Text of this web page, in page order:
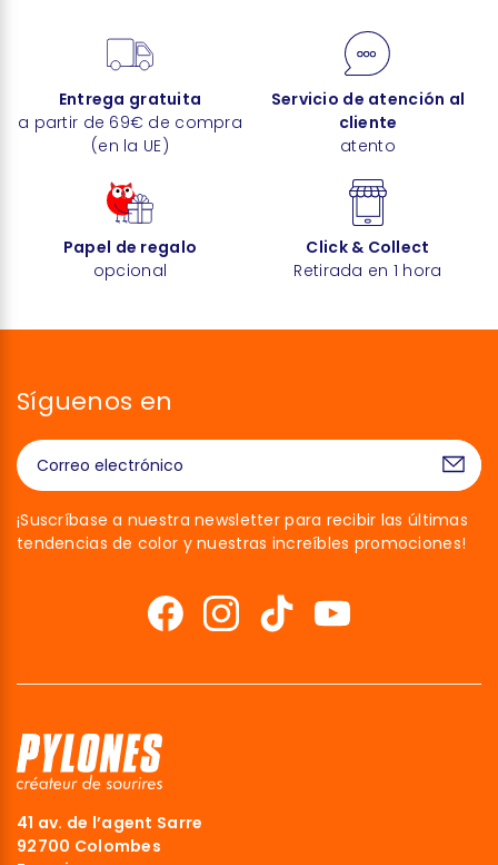
Entrega gratuita
a partir de 69€ de compra
(en la UE)
Servicio de atención al
cliente
atento
Papel de regalo
opcional
Click & Collect
Retirada en 1 hora
Síguenos en
¡Suscríbase a nuestra newsletter para recibir las últimas
tendencias de color y nuestras increíbles promociones!
41 av. de l’agent Sarre
92700 Colombes
cookies
de que estuvieras interesado en el